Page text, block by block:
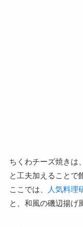
ちくわチーズ焼きは
と工夫加えることで
ここでは、
人気料理
と、和風の磯辺揚げ